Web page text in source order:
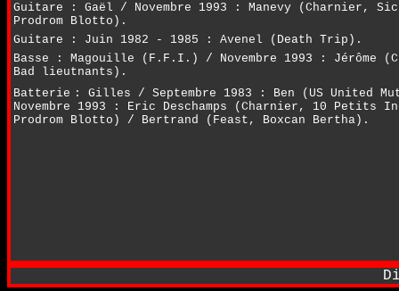
Guitare : Gaël / Novembre 1993 : Manevy (Charnier,
Prodrom Blotto).
Guitare : Juin 1982 - 1985 : Avenel (Death Trip).
Basse : Magouille (F.F.I.) / Novembre 1993 : Jérôme
Bad lieutnants).
Batterie : Gilles / Septembre 1983 : Ben (US United
Novembre 1993 : Eric Deschamps (Charnier, 10 Petits
Prodrom Blotto) / Bertrand (Feast, Boxcan Bertha).